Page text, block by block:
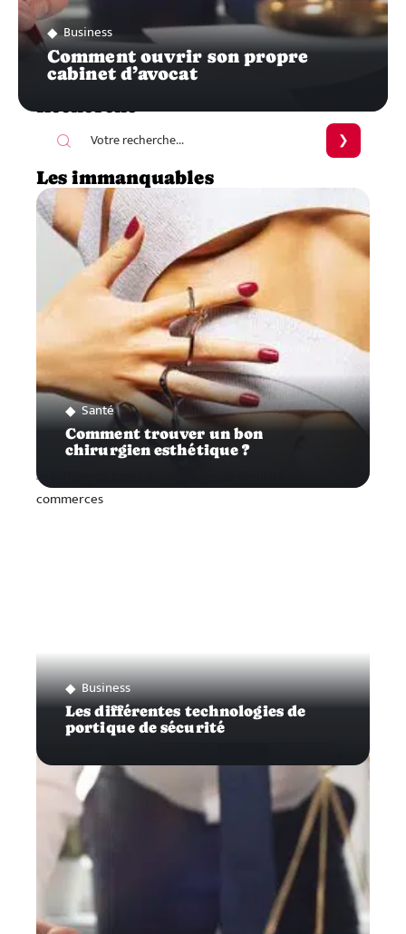
Business
Comment ouvrir son propre
cabinet d’avocat
Recherche
Les immanquables
Santé
Comment trouver un bon
chirurgien esthétique ?
Business
Les différentes technologies de
portique de sécurité